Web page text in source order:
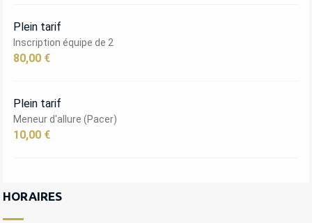
Plein tarif
Inscription équipe de 2
80,00 €
Plein tarif
Meneur d'allure (Pacer)
10,00 €
HORAIRES